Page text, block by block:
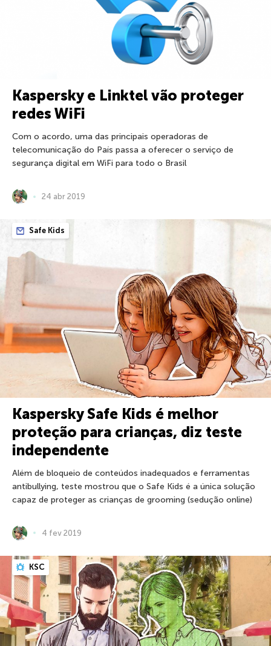
Kaspersky e Linktel vão proteger
redes WiFi
Com o acordo, uma das principais operadoras de
telecomunicação do País passa a oferecer o serviço de
segurança digital em WiFi para todo o Brasil
24 abr 2019
Safe Kids
Kaspersky Safe Kids é melhor
proteção para crianças, diz teste
independente
Além de bloqueio de conteúdos inadequados e ferramentas
antibullying, teste mostrou que o Safe Kids é a única solução
capaz de proteger as crianças de grooming (sedução online)
4 fev 2019
KSC